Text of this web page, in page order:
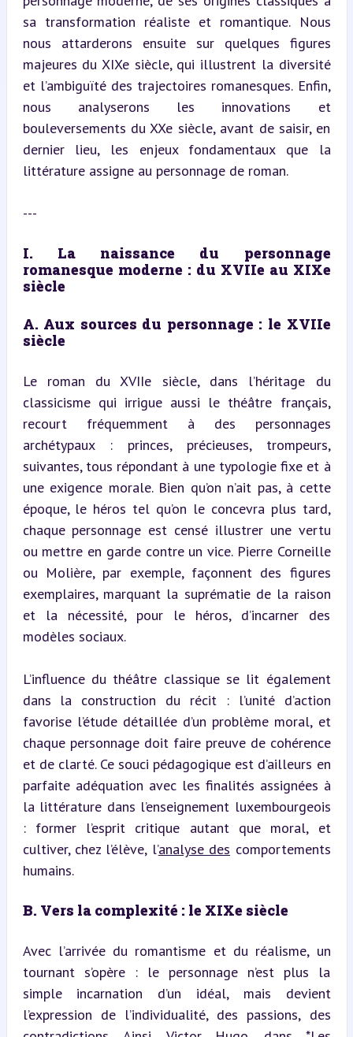
sa transformation réaliste et romantique. Nous
nous attarderons ensuite sur quelques figures
majeures du XIXe siècle, qui illustrent la diversité
et l’ambiguïté des trajectoires romanesques. Enfin,
nous analyserons les innovations et
bouleversements du XXe siècle, avant de saisir, en
dernier lieu, les enjeux fondamentaux que la
littérature assigne au personnage de roman.
---
I. La naissance du personnage
romanesque moderne : du XVIIe au XIXe
siècle
A. Aux sources du personnage : le XVIIe
siècle
Le roman du XVIIe siècle, dans l’héritage du
classicisme qui irrigue aussi le théâtre français,
recourt fréquemment à des personnages
archétypaux : princes, précieuses, trompeurs,
suivantes, tous répondant à une typologie fixe et à
une exigence morale. Bien qu’on n’ait pas, à cette
époque, le héros tel qu’on le concevra plus tard,
chaque personnage est censé illustrer une vertu
ou mettre en garde contre un vice. Pierre Corneille
ou Molière, par exemple, façonnent des figures
exemplaires, marquant la suprématie de la raison
et la nécessité, pour le héros, d’incarner des
modèles sociaux.
L’influence du théâtre classique se lit également
dans la construction du récit : l’unité d’action
favorise l’étude détaillée d’un problème moral, et
chaque personnage doit faire preuve de cohérence
et de clarté. Ce souci pédagogique est d’ailleurs en
parfaite adéquation avec les finalités assignées à
la littérature dans l’enseignement luxembourgeois
: former l’esprit critique autant que moral, et
cultiver, chez l’élève, l’analyse des comportements
humains.
B. Vers la complexité : le XIXe siècle
Avec l’arrivée du romantisme et du réalisme, un
tournant s’opère : le personnage n’est plus la
simple incarnation d’un idéal, mais devient
l’expression de l’individualité, des passions, des